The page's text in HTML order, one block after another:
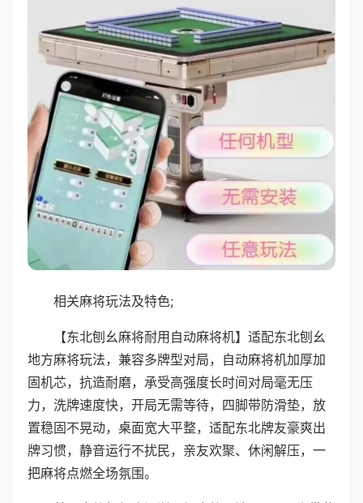
相关麻将玩法及特色;
【东北刨幺麻将耐用自动麻将机】适配东北刨幺
地方麻将玩法，兼容多牌型对局，自动麻将机加厚加
固机芯，抗造耐磨，承受高强度长时间对局毫无压
力，洗牌速度快，开局无需等待，四脚带防滑垫，放
置稳固不晃动，桌面宽大平整，适配东北牌友豪爽出
牌习惯，静音运行不扰民，亲友欢聚、休闲解压，一
把麻将点燃全场氛围。